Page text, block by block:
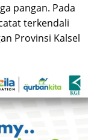
pangan. Pada
terkendali
Provinsi Kalsel